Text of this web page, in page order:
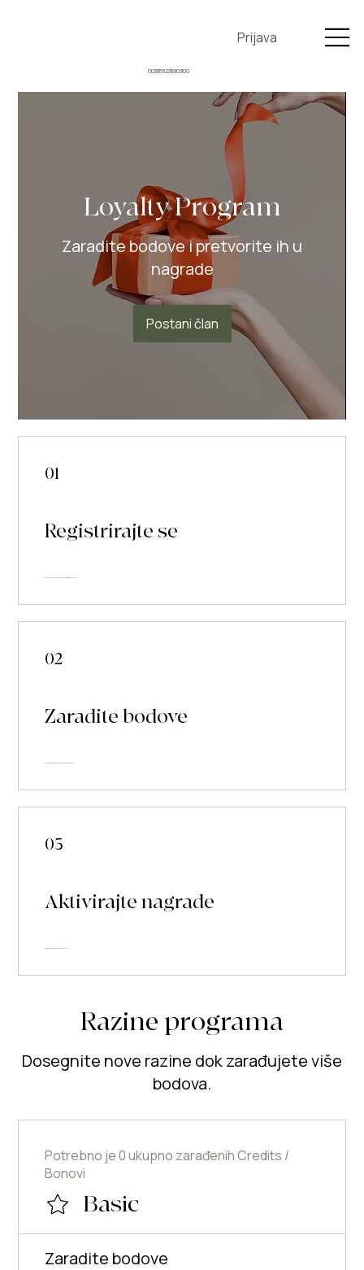
Prijava
00385923890900
Loyalty Program
Zaradite bodove i pretvorite ih u
nagrade
Postani član
01
Registrirajte se
02
Zaradite bodove
03
Aktivirajte nagrade
Razine programa
Dosegnite nove razine dok zarađujete više
bodova.
Basic
Potrebno je 0 ukupno zarađenih Credits /
Bonovi
Zaradite bodove